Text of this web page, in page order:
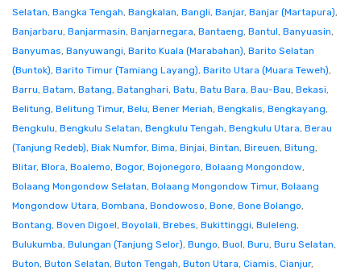
Selatan, Bangka Tengah, Bangkalan, Bangli, Banjar, Banjar (Martapura),
Banjarbaru, Banjarmasin, Banjarnegara, Bantaeng, Bantul, Banyuasin,
Banyumas, Banyuwangi, Barito Kuala (Marabahan), Barito Selatan
(Buntok), Barito Timur (Tamiang Layang), Barito Utara (Muara Teweh),
Barru, Batam, Batang, Batanghari, Batu, Batu Bara, Bau-Bau, Bekasi,
Belitung, Belitung Timur, Belu, Bener Meriah, Bengkalis, Bengkayang,
Bengkulu, Bengkulu Selatan, Bengkulu Tengah, Bengkulu Utara, Berau
(Tanjung Redeb), Biak Numfor, Bima, Binjai, Bintan, Bireuen, Bitung,
Blitar, Blora, Boalemo, Bogor, Bojonegoro, Bolaang Mongondow,
Bolaang Mongondow Selatan, Bolaang Mongondow Timur, Bolaang
Mongondow Utara, Bombana, Bondowoso, Bone, Bone Bolango,
Bontang, Boven Digoel, Boyolali, Brebes, Bukittinggi, Buleleng,
Bulukumba, Bulungan (Tanjung Selor), Bungo, Buol, Buru, Buru Selatan,
Buton, Buton Selatan, Buton Tengah, Buton Utara, Ciamis, Cianjur,